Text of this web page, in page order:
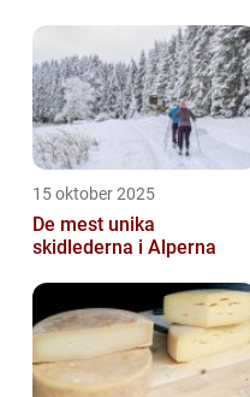
15 oktober 2025
De mest unika
skidlederna i Alperna